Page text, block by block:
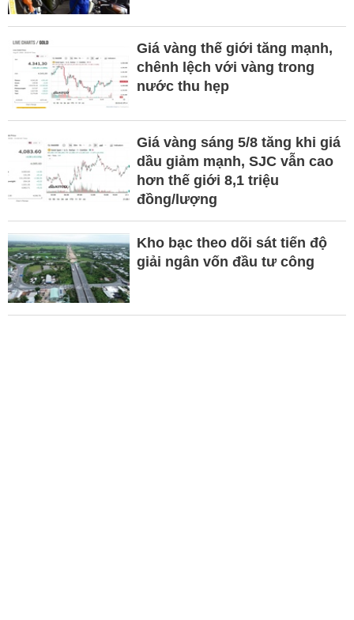
Giá vàng thế giới tăng mạnh,
chênh lệch với vàng trong
nước thu hẹp
Giá vàng sáng 5/8 tăng khi giá
dầu giảm mạnh, SJC vẫn cao
hơn thế giới 8,1 triệu
đồng/lượng
Kho bạc theo dõi sát tiến độ
giải ngân vốn đầu tư công